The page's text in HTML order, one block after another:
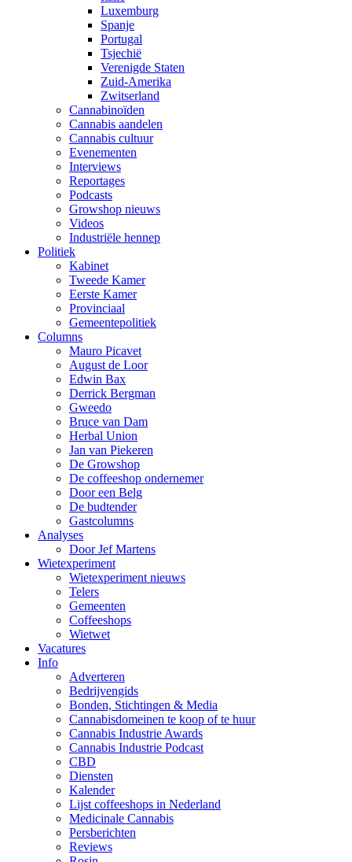
Luxemburg
Spanje
Portugal
Tsjechië
Verenigde Staten
Zuid-Amerika
Zwitserland
Cannabinoïden
Cannabis aandelen
Cannabis cultuur
Evenementen
Interviews
Reportages
Podcasts
Growshop nieuws
Videos
Industriële hennep
Politiek
Kabinet
Tweede Kamer
Eerste Kamer
Provinciaal
Gemeentepolitiek
Columns
Mauro Picavet
August de Loor
Edwin Bax
Derrick Bergman
Gweedo
Bruce van Dam
Herbal Union
Jan van Piekeren
De Growshop
De coffeeshop ondernemer
Door een Belg
De budtender
Gastcolumns
Analyses
Door Jef Martens
Wietexperiment
Wietexperiment nieuws
Telers
Gemeenten
Coffeeshops
Wietwet
Vacatures
Info
Adverteren
Bedrijvengids
Bonden, Stichtingen & Media
Cannabisdomeinen te koop of te huur
Cannabis Industrie Awards
Cannabis Industrie Podcast
CBD
Diensten
Kalender
Lijst coffeeshops in Nederland
Medicinale Cannabis
Persberichten
Reviews